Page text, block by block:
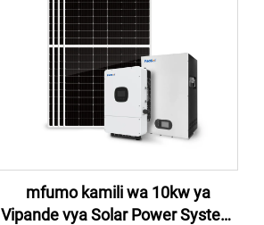
mfumo kamili wa 10kw ya
Vipande vya Solar Power System